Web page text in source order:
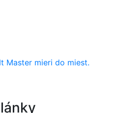
Master mieri do miest.